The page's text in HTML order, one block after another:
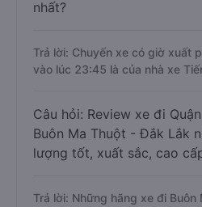
nhất?
Trả lời: Chuyến xe có giờ xuất
vào lúc 23:45 là của nhà xe
Câu hỏi: Review xe đi
Buôn Ma Thuột - Đắk Lắk
lượng tốt, xuất sắc, cao
Trả lời: Những hãng xe đi